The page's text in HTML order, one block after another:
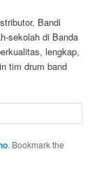
Bandi
sekolah di Banda
lengkap,
tim drum band
. Bookmark the